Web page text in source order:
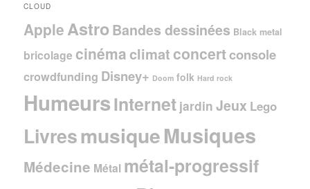
CLOUD
Apple AstroBandes dessinées Black metal
bricolage cinéma climat concertconsole
crowdfunding Disney+ Doom folk Hard rock
HumeursInternet jardin Jeux Lego
LivresmusiqueMusiques
Médecine Métal métal-progressif